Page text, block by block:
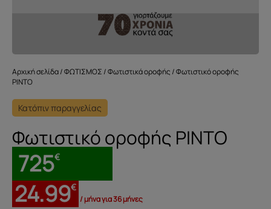
Αρχική σελίδα/ΦΩΤΙΣΜΟΣ /Φωτιστικά οροφής / Φωτιστικό οροφής
PINTO
Κατόπιν παραγγελίας
Φωτιστικό οροφής PINTO
725€
24.99€
/ μήνα για 36 μήνες